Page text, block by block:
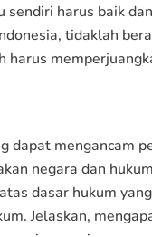
sendiri harus baik
tidaklah
harus
mengancam
negara dan
dasar hukum
Jelaskan,